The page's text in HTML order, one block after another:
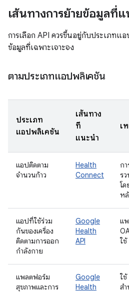
เส้นทางการย้ายข้อมูลที่แ
การเลือก API ควรขึ้นอยู่กับประเภทแ
ข้อมูลที่เฉพาะเจาะจง
ตามประเภทแอปพลิเคชัน
ประเภท
แอปพลิเคชัน
เส้นทาง
ที่
แนะนำ
เ
แอปติดตาม
จำนวนก้าว
Health
Connect
ก
ร
โ
ห
แอปที่ใช้ร่วม
กันของเครื่อง
ติดตามการออก
กำลังกาย
Google
Health
API
แ
ใช้
แพลตฟอร์ม
สุขภาพและการ
Google
Health
ใ
ส